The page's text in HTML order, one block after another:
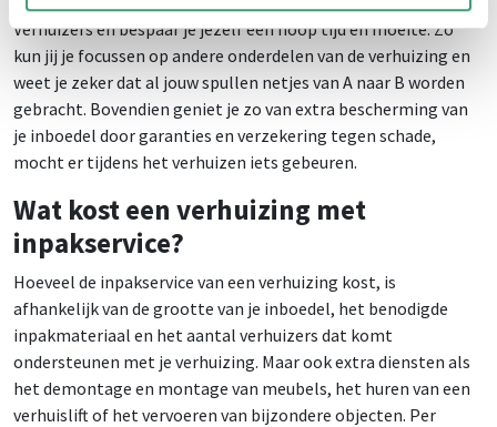
Verhuizers en bespaar je jezelf een hoop tijd en moeite. Zo
kun jij je focussen op andere onderdelen van de verhuizing en
weet je zeker dat al jouw spullen netjes van A naar B worden
gebracht. Bovendien geniet je zo van extra bescherming van
je inboedel door garanties en verzekering tegen schade,
mocht er tijdens het verhuizen iets gebeuren.
Wat kost een verhuizing met
inpakservice?
Hoeveel de inpakservice van een verhuizing kost, is
afhankelijk van de grootte van je inboedel, het benodigde
inpakmateriaal en het aantal verhuizers dat komt
ondersteunen met je verhuizing. Maar ook extra diensten als
het demontage en montage van meubels, het huren van een
verhuislift of het vervoeren van bijzondere objecten. Per